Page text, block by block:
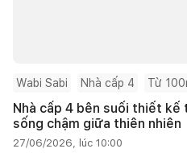
Wabi Sabi Nhà cấp 4 Từ
Nhà cấp 4 bên suối thiết kế
sống chậm giữa thiên nhiên
27/06/2026, lúc 10:00